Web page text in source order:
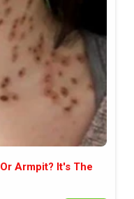
държим на
от
ви
са. В
Armpit? It's The